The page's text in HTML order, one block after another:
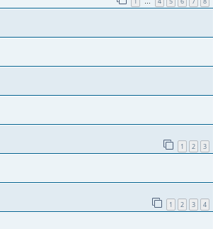
…
1 2 3
1 2 3 4